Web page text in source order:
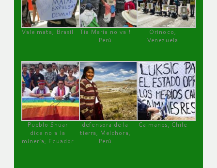
Vale mata, Brasil
Tía María no va !
Perú
Orinoco,
Venezuela
Pueblo Shuar
dice no a la
minería, Ecuador
defensora de la
tierra, Melchora,
Perú
Caimanes, Chile